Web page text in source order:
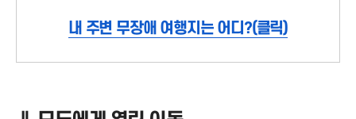
내 주변 무장애 여행지는 어디?(클릭)